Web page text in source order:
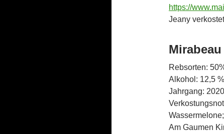
https://
Jeany
Rebsorten:
Alkohol: 12,5 %
Jahrgang: 2020
Wassermelone;
Am Gaumen